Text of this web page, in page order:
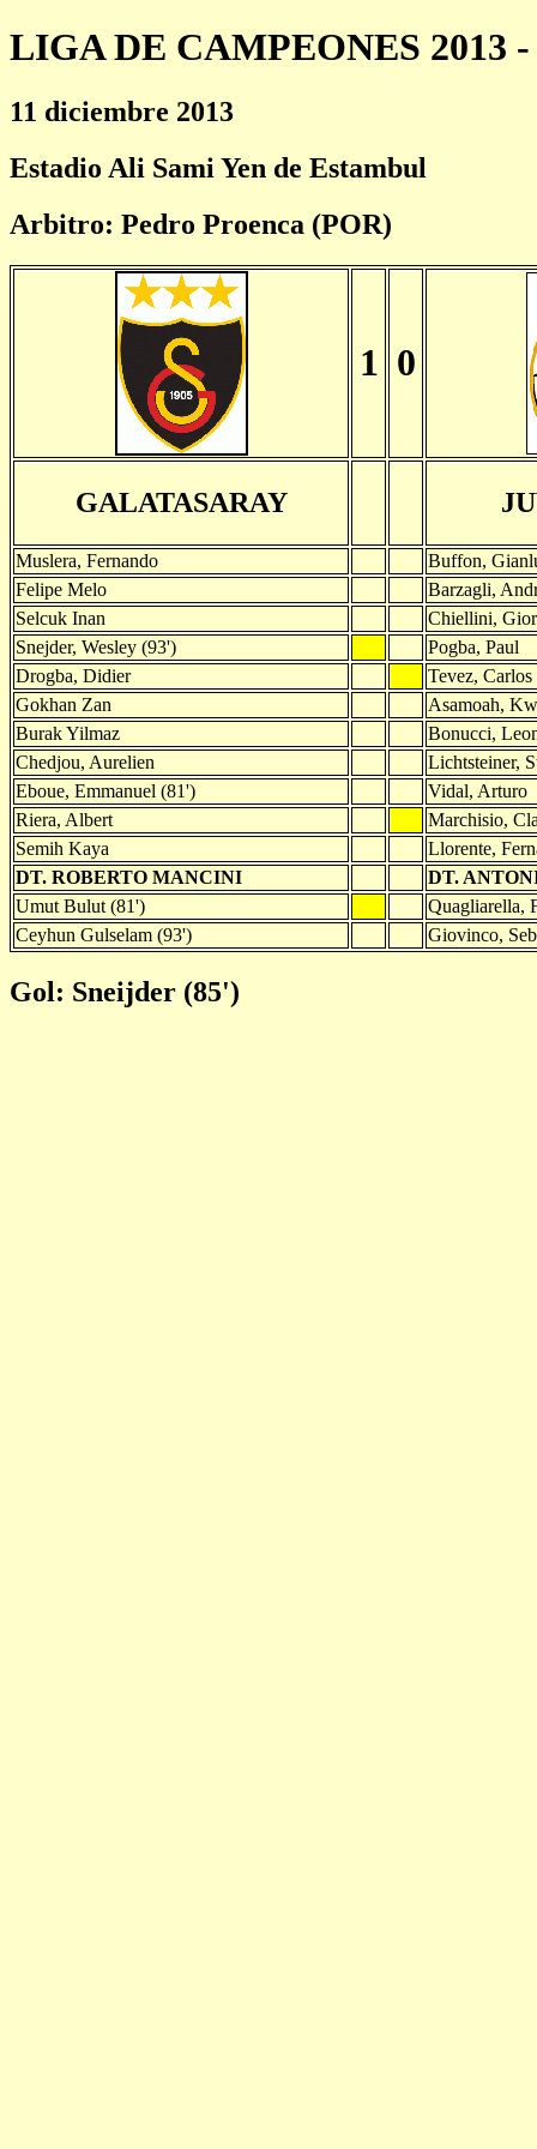
LIGA DE CAMPEONES 2013 -
11 diciembre 2013
Estadio Ali Sami Yen de Estambul
Arbitro: Pedro Proenca (POR)
1 0
GALATASARAY
Muslera, Fernando
Buffon,
Felipe Melo
Barzagli,
Selcuk Inan
Chiellini,
Snejder, Wesley (93')
Pogba, Paul
Drogba, Didier
Tevez, Carlos
Gokhan Zan
Asamoah,
Burak Yilmaz
Bonucci,
Chedjou, Aurelien
Lichtsteiner,
Eboue, Emmanuel (81')
Vidal, Arturo
Riera, Albert
Marchisio,
Semih Kaya
Llorente,
DT. ROBERTO MANCINI
DT.
Umut Bulut (81')
Quagliarella,
Ceyhun Gulselam (93')
Giovinco,
Gol: Sneijder (85')